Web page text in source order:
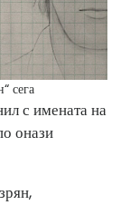
сега
с имената на
онази